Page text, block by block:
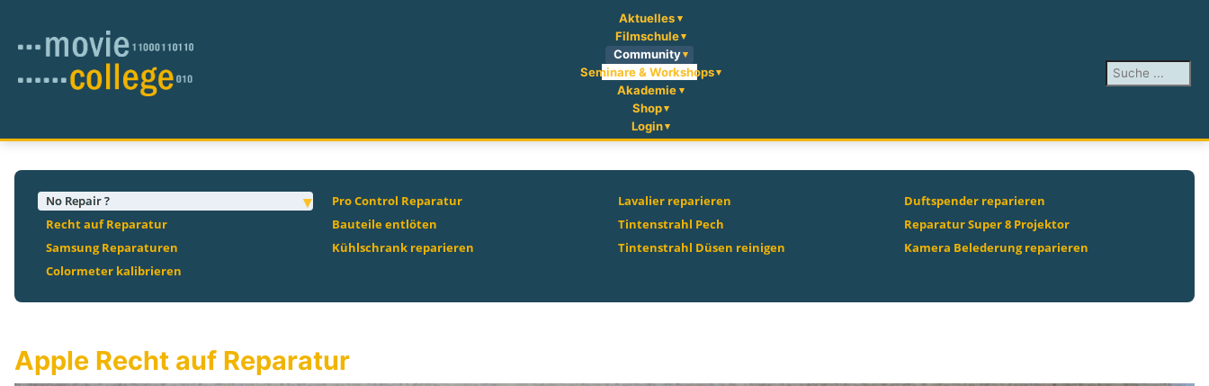
Aktuelles
Filmschule
Community
Seminare & Workshops
Akademie
Shop
Login
Suchen ...
No Repair ? Pro Control Reparatur Lavalier reparieren
Duftspender reparieren
Recht auf Reparatur
Bauteile entlöten Tintenstrahl Pech
Reparatur Super 8 Projektor
Samsung Reparaturen
Kühlschrank reparieren Tintenstrahl Düsen reinigen
Kamera Belederung reparieren
Colormeter kalibrieren
Apple Recht auf Reparatur